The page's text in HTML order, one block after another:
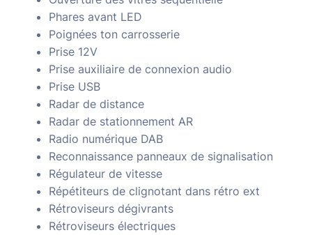
Phares avant LED
Poignées ton carrosserie
Prise 12V
Prise auxiliaire de connexion audio
Prise USB
Radar de distance
Radar de stationnement AR
Radio numérique DAB
Reconnaissance panneaux de signalisation
Régulateur de vitesse
Répétiteurs de clignotant dans rétro ext
Rétroviseurs dégivrants
Rétroviseurs électriques